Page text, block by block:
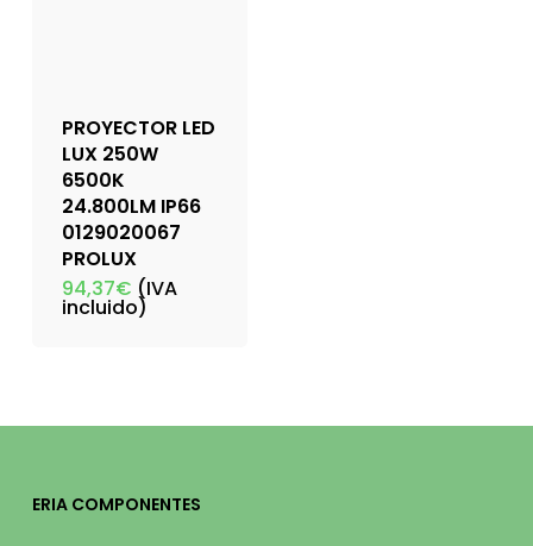
PROYECTOR LED
LUX 250W
6500K
24.800LM IP66
0129020067
PROLUX
94,37€ (IVA
incluido)
ERIA COMPONENTES